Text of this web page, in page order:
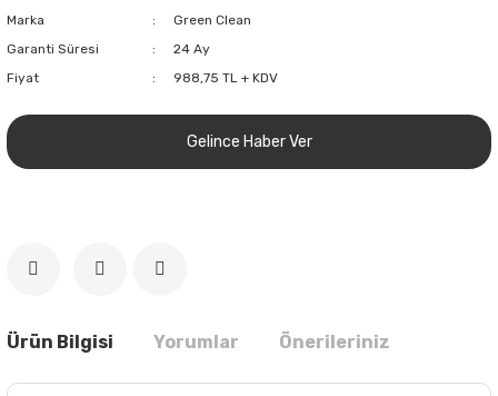
Marka
Green Clean
Garanti Süresi
24 Ay
Fiyat
988,75 TL + KDV
Gelince Haber Ver
Ürün Bilgisi Yorumlar Önerileriniz